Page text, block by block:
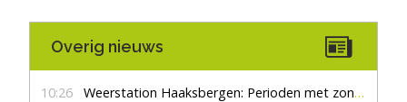
Overig nieuws
10:26 Weerstation Haaksbergen: Perioden met zon en droog